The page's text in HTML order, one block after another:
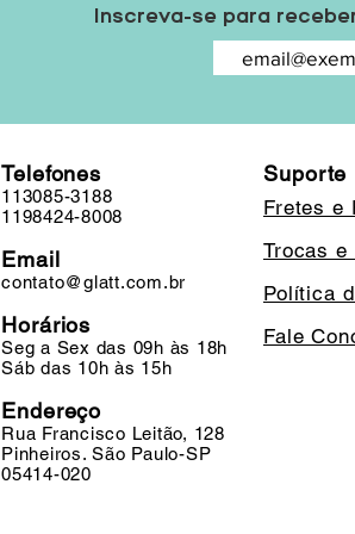
Inscreva-se para
Telefones
113085-3188
1198424-8008
Email
contato@glatt.com.br
Horários
Seg a Sex das 09h às 18h
Sáb das 10h às 15h
Endereço
Rua Francisco Leitão, 128
Pinheiros. São Paulo-SP
05414-020
Suporte
Fretes e
Trocas e
Política
Fale